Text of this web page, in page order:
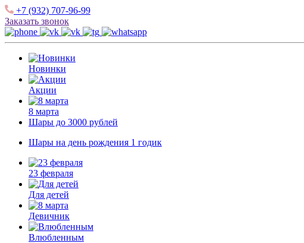
+7 (932) 707-96-99
Заказать звонок
Новинки
Акции
8 марта
Шары до 3000 рублей
Шары на день рождения 1 годик
23 февраля
Для детей
Девичник
Влюбленным